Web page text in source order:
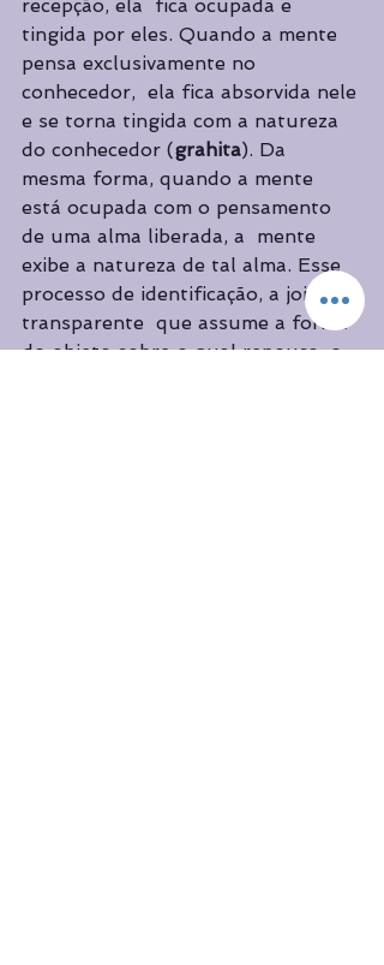
recepção, ela  fica ocupada e
tingida por eles. Quando a mente
pensa exclusivamente no
conhecedor,  ela fica absorvida nele
e se torna tingida com a natureza
do conhecedor (grahita). Da
mesma forma, quando a mente
está ocupada com o pensamento
de uma alma liberada, a  mente
exibe a natureza de tal alma. Esse
processo de identificação, a joia
transparente  que assume a forma
do objeto sobre o qual repousa, o